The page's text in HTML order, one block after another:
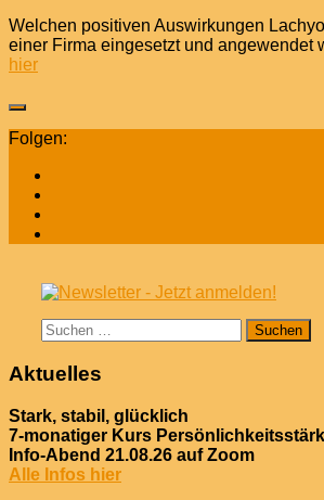
Welchen positiven Auswirkungen
einer Firma eingesetzt und angewendet
hier
Folgen:
Suchen
nach:
Aktuelles
Stark, stabil, glücklich
7-monatiger Kurs
Info-Abend 21.08.26 auf Zoom
Alle Infos hier